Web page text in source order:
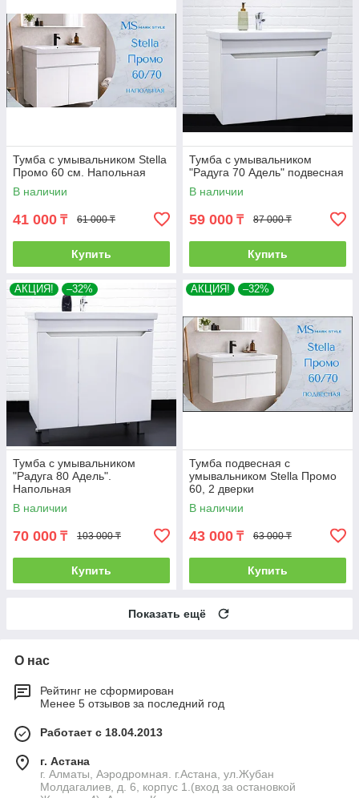
Тумба с умывальником Stella
Промо 60 см. Напольная
В наличии
41 000 ₸ 61 000 ₸
Купить
Тумба с умывальником
"Радуга 70 Адель" подвесная
В наличии
59 000 ₸ 87 000 ₸
Купить
АКЦИЯ! –32%
Тумба с умывальником
"Радуга 80 Адель".
Напольная
В наличии
70 000 ₸ 103 000 ₸
Купить
АКЦИЯ! –32%
Тумба подвесная с
умывальником Stella Промо
60, 2 дверки
В наличии
43 000 ₸ 63 000 ₸
Купить
Показать ещё
О нас
Рейтинг не сформирован
Менее 5 отзывов за последний год
Работает с 18.04.2013
г. Астана
г. Алматы, Аэродромная. г.Астана, ул.Жубан
Молдагалиев, д. 6, корпус 1.(вход за остановкой